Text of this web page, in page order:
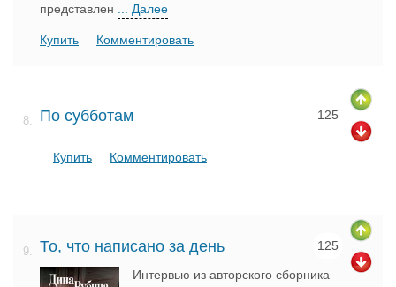
представлен
... Далее
Купить Комментировать
8. По субботам 125
Купить Комментировать
9. То, что написано за день 125
Интервью из авторского сборника